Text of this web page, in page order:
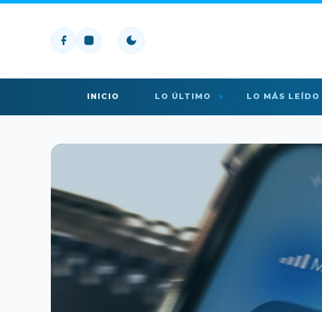
INICIO LO ÚLTIMO LO MÁS LEÍDO